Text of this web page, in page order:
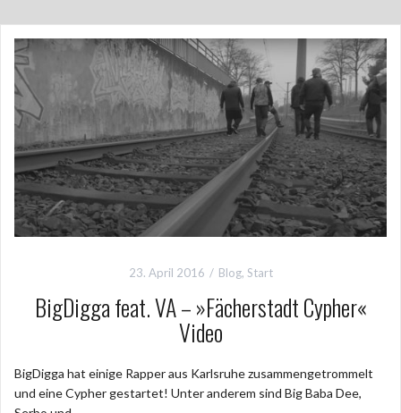
23. April 2016 Blog, Start
BigDigga feat. VA – »Fächerstadt Cypher«
Video
BigDigga hat einige Rapper aus Karlsruhe zusammengetrommelt
und eine Cypher gestartet! Unter anderem sind Big Baba Dee,